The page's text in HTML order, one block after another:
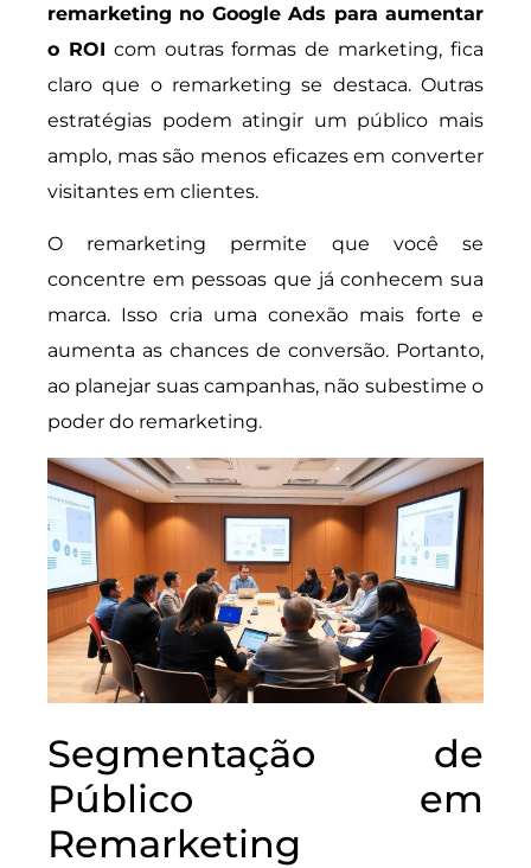
remarketing no Google Ads para aumentar
o ROI com outras formas de marketing, fica
claro que o remarketing se destaca. Outras
estratégias podem atingir um público mais
amplo, mas são menos eficazes em converter
visitantes em clientes.
O remarketing permite que você se
concentre em pessoas que já conhecem sua
marca. Isso cria uma conexão mais forte e
aumenta as chances de conversão. Portanto,
ao planejar suas campanhas, não subestime o
poder do remarketing.
Segmentação de
Público em
Remarketing